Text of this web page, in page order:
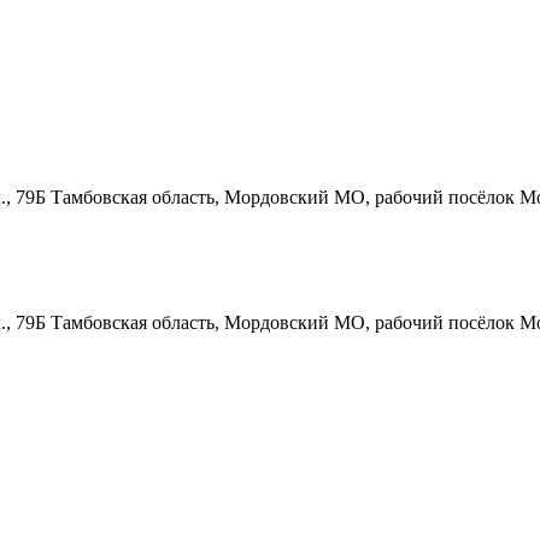
79Б Тамбовская область, Мордовский МО, рабочий посёлок
79Б Тамбовская область, Мордовский МО, рабочий посёлок